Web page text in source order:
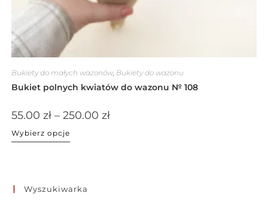
Bukiety do małych wazonów, Bukiety do wazonu
Bukiet polnych kwiatów do wazonu № 108
55.00 zł – 250.00 zł
Wybierz opcje
Wyszukiwarka